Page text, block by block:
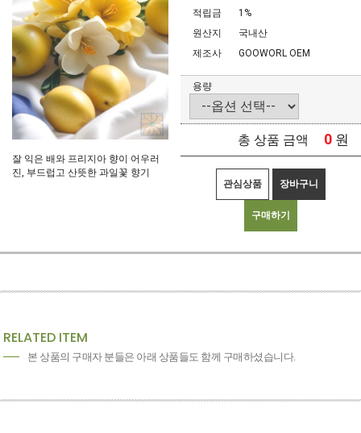
잘 익은 배와 프리지아 향이 어우러
진, 부드럽고 산뜻한 과일꽃 향기
적립금
1%
원산지
국내산
제조사
GOOWORL OEM
용량
총 상품 금액 0 원
관심상품 장바구니
구매하기
RELATED ITEM
본 상품의 구매자 분들은 아래 상품들도 함께 구매하셨습니다.